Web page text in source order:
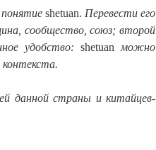
shetuan. Перевести его
сообщество, союз; второй
удобство: shetuan можно
контекста.
данной страны и китайцев-